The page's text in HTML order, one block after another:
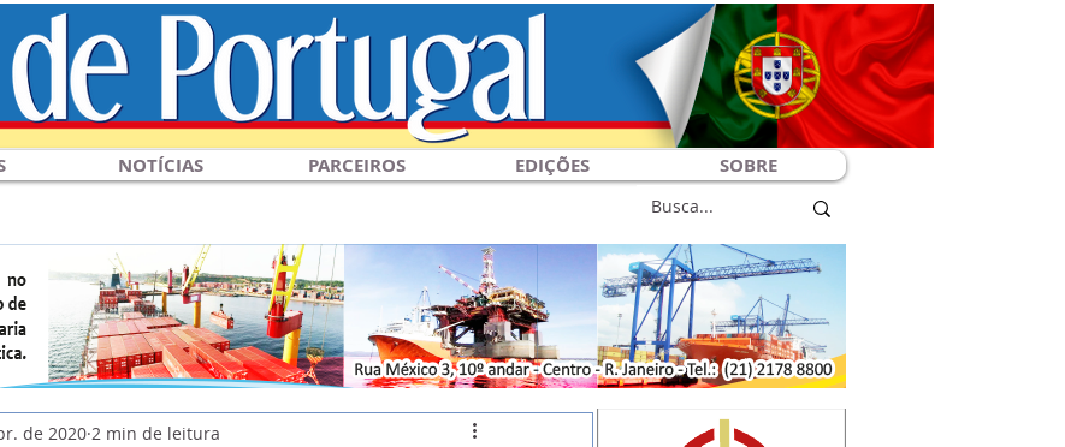
NOTÍCIAS PARCEIROS EDIÇÕES SOBRE
de 2020 2 min de leitura